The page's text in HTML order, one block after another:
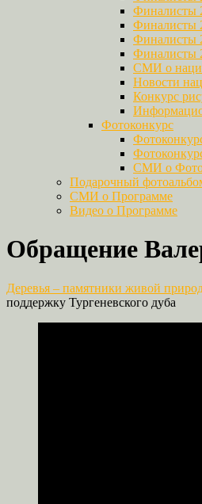
Финалисты
Финалисты
Финалисты
Финалисты
СМИ о
Новости
Конкурс
Фотоконкурс
СМИ о
Подарочный
СМИ о Программе
Видео о Программе
Обращение
Деревья – памятники живой
поддержку Тургеневского дуба